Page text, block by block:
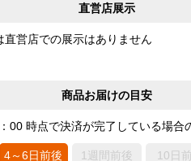
直営店展示
直営店での展示はありません
商品お届けの目安
00 時点で決済が完了している場合
4～6日前後 1週間前後 10日